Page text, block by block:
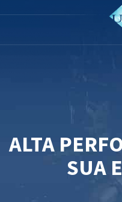
ALTA
SUA